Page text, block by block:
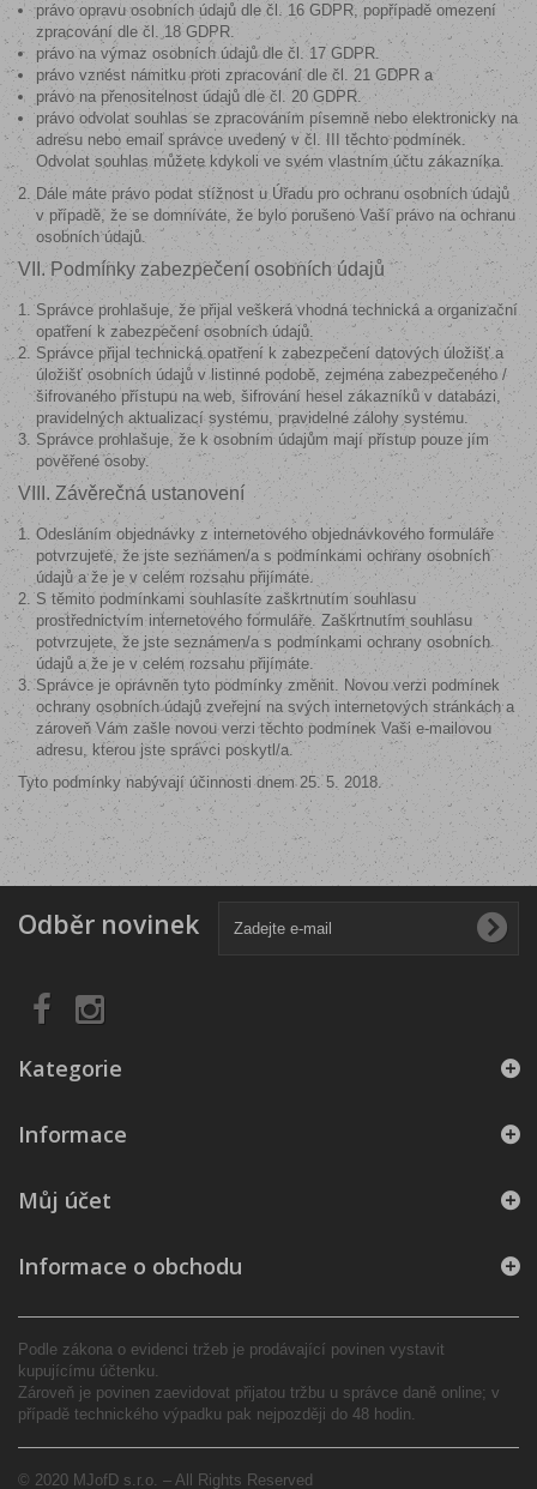
právo opravu osobních údajů dle čl. 16 GDPR, popřípadě omezení
zpracování dle čl. 18 GDPR.
právo na výmaz osobních údajů dle čl. 17 GDPR.
právo vznést námitku proti zpracování dle čl. 21 GDPR a
právo na přenositelnost údajů dle čl. 20 GDPR.
právo odvolat souhlas se zpracováním písemně nebo elektronicky na
adresu nebo email správce uvedený v čl. III těchto podmínek.
Odvolat souhlas můžete kdykoli ve svém vlastním účtu zákazníka.
Dále máte právo podat stížnost u Úřadu pro ochranu osobních údajů
v případě, že se domníváte, že bylo porušeno Vaší právo na ochranu
osobních údajů.
VII. Podmínky zabezpečení osobních údajů
Správce prohlašuje, že přijal veškerá vhodná technická a organizační
opatření k zabezpečení osobních údajů.
Správce přijal technická opatření k zabezpečení datových úložišť a
úložišť osobních údajů v listinné podobě, zejména zabezpečeného /
šifrovaného přístupu na web, šifrování hesel zákazníků v databázi,
pravidelných aktualizací systému, pravidelné zálohy systému.
Správce prohlašuje, že k osobním údajům mají přístup pouze jím
pověřené osoby.
VIII. Závěrečná ustanovení
Odesláním objednávky z internetového objednávkového formuláře
potvrzujete, že jste seznámen/a s podmínkami ochrany osobních
údajů a že je v celém rozsahu přijímáte.
S těmito podmínkami souhlasíte zaškrtnutím souhlasu
prostřednictvím internetového formuláře. Zaškrtnutím souhlasu
potvrzujete, že jste seznámen/a s podmínkami ochrany osobních
údajů a že je v celém rozsahu přijímáte.
Správce je oprávněn tyto podmínky změnit. Novou verzi podmínek
ochrany osobních údajů zveřejní na svých internetových stránkách a
zároveň Vám zašle novou verzi těchto podmínek Vaši e-mailovou
adresu, kterou jste správci poskytl/a.
Tyto podmínky nabývají účinnosti dnem 25. 5. 2018.
Odběr novinek
Kategorie
Informace
Můj účet
Informace o obchodu
Podle zákona o evidenci tržeb je prodávající povinen vystavit
kupujícímu účtenku.
Zároveň je povinen zaevidovat přijatou tržbu u správce daně online; v
případě technického výpadku pak nejpozději do 48 hodin.
© 2020 MJofD s.r.o. – All Rights Reserved